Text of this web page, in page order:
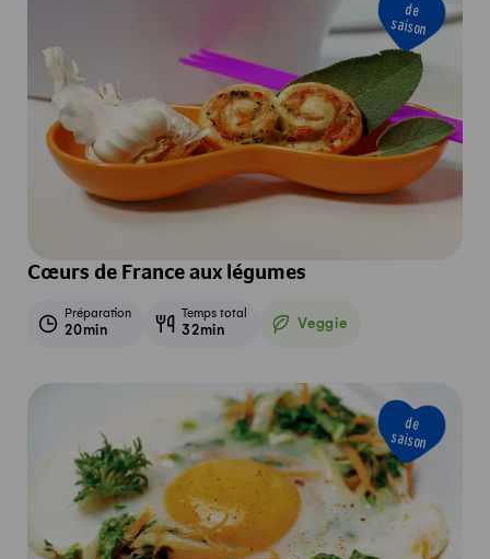
de
saison
Cœurs de France aux légumes
Préparation
20min
Temps total
32min Veggie
Veggie
de
saison